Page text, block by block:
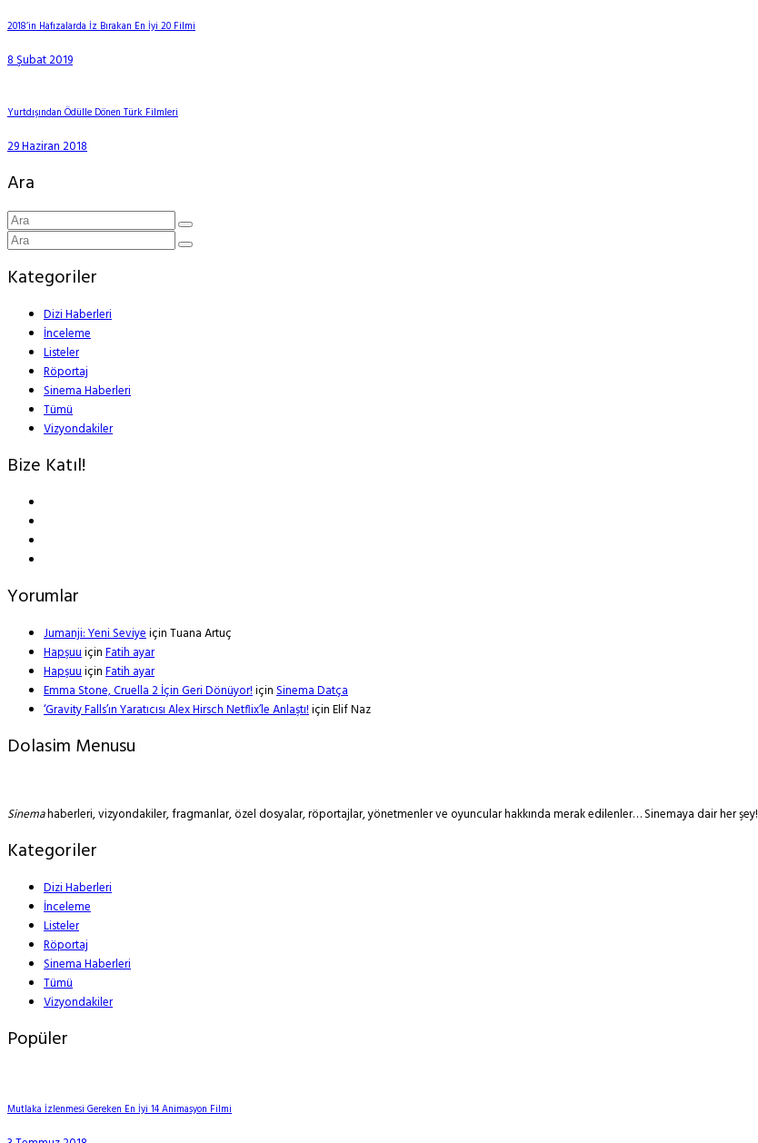
2018’in Hafızalarda İz Bırakan En İyi 20 Filmi
8 Şubat 2019
Yurtdışından Ödülle Dönen Türk Filmleri
29 Haziran 2018
Ara
Kategoriler
Dizi Haberleri
İnceleme
Listeler
Röportaj
Sinema Haberleri
Tümü
Vizyondakiler
Bize Katıl!
Yorumlar
Jumanji: Yeni SeviyeiçinTuana Artuç
HapşuuiçinFatih ayar
HapşuuiçinFatih ayar
Emma Stone, Cruella 2 İçin Geri Dönüyor!içinSinema Datça
‘Gravity Falls’ın Yaratıcısı Alex Hirsch Netflix’le Anlaştı!içinElif Naz
Dolasim Menusu
Sinemahaberleri, vizyondakiler, fragmanlar, özel dosyalar, röportajlar, yönetmenler ve oyuncular hakkında merak edilenler… Sinemaya dair her şey!
Kategoriler
Dizi Haberleri
İnceleme
Listeler
Röportaj
Sinema Haberleri
Tümü
Vizyondakiler
Popüler
Mutlaka İzlenmesi Gereken En İyi 14 Animasyon Filmi